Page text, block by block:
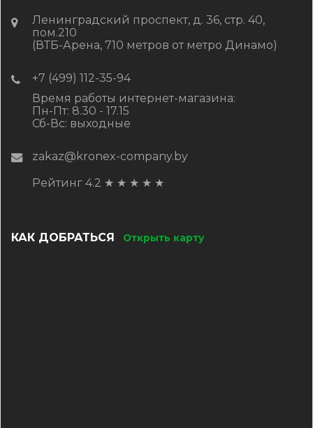
Ленинградский проспект, д. 36, стр. 40,
пом.210
(ВТБ-Арена, 710 метров от метро Динамо)
+7 (499) 112-35-94
Время работы интернет-магазина:
Пн-Пт: 8.30 - 17.15
Сб-Вс: выходные
zakaz@kronex-company.by
Рейтинг 4.2 ★ ★ ★ ★ ★
КАК ДОБРАТЬСЯ Открыть карту